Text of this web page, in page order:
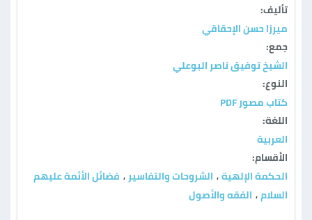
تأليف:
ميرزا حسن الإحقاقي
جمع:
الشيخ توفيق ناصر البوعلي
النوع:
كتاب مصور PDF
اللغة:
العربية
الأقسام:
الحكمة الإلهية ، الشروحات والتفاسير ، فضائل الأئمة عليهم
السلام ، الفقه والأصول